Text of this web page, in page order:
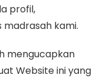
profil,
kami.
mengucapkan
Website ini yang